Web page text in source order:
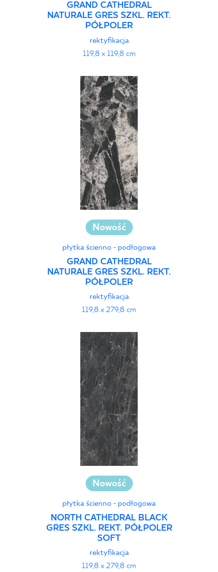
GRAND CATHEDRAL
NATURALE GRES SZKL. REKT.
PÓŁPOLER
rektyfikacja
119,8 x 119,8 cm
Nowość
płytka ścienno - podłogowa
GRAND CATHEDRAL
NATURALE GRES SZKL. REKT.
PÓŁPOLER
rektyfikacja
119,8 x 279,8 cm
Nowość
płytka ścienno - podłogowa
NORTH CATHEDRAL BLACK
GRES SZKL. REKT. PÓŁPOLER
SOFT
rektyfikacja
119,8 x 279,8 cm